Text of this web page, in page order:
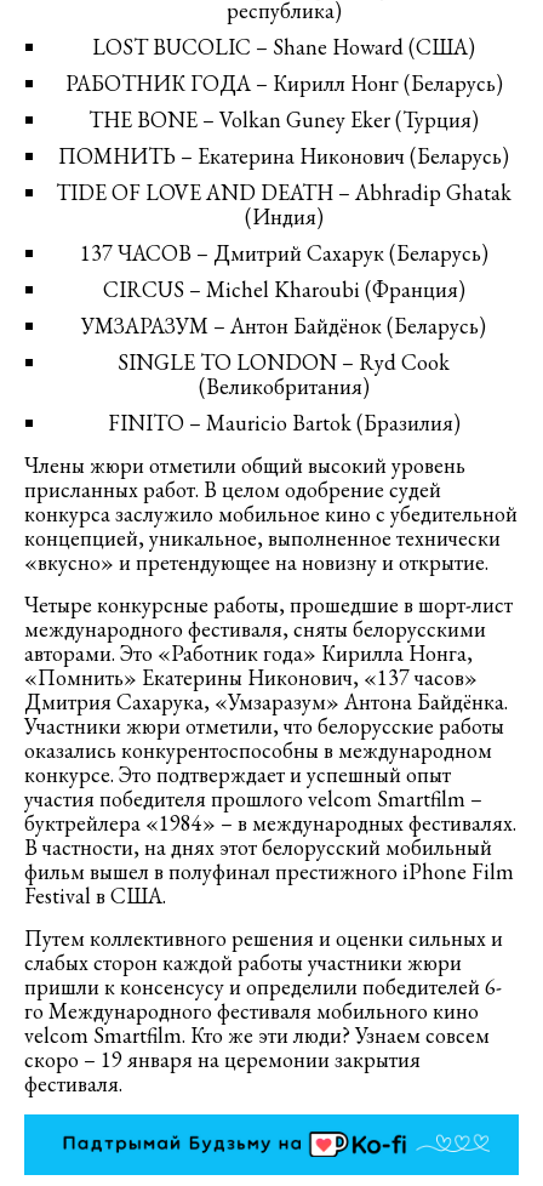
республика)
LOST BUCOLIC – Shane Howard (США)
РАБОТНИК ГОДА – Кирилл Нонг (Беларусь)
THE BONE – Volkan Guney Eker (Турция)
ПОМНИТЬ – Екатерина Никонович (Беларусь)
TIDE OF LOVE AND DEATH – Abhradip Ghatak
(Индия)
137 ЧАСОВ – Дмитрий Сахарук (Беларусь)
CIRCUS – Michel Kharoubi (Франция)
УМЗАРАЗУМ – Антон Байдёнок (Беларусь)
SINGLE TO LONDON – Ryd Cook
(Великобритания)
FINITO – Mauricio Bartok (Бразилия)
Члены жюри отметили общий высокий уровень
присланных работ. В целом одобрение судей
конкурса заслужило мобильное кино с убедительной
концепцией, уникальное, выполненное технически
«вкусно» и претендующее на новизну и открытие.
Четыре конкурсные работы, прошедшие в шорт-лист
международного фестиваля, сняты белорусскими
авторами. Это «Работник года» Кирилла Нонга,
«Помнить» Екатерины Никонович, «137 часов»
Дмитрия Сахарука, «Умзаразум» Антона Байдёнка.
Участники жюри отметили, что белорусские работы
оказались конкурентоспособны в международном
конкурсе. Это подтверждает и успешный опыт
участия победителя прошлого velcom Smartfilm –
буктрейлера «1984» – в международных фестивалях.
В частности, на днях этот белорусский мобильный
фильм вышел в полуфинал престижного iPhone Film
Festival в США.
Путем коллективного решения и оценки сильных и
слабых сторон каждой работы участники жюри
пришли к консенсусу и определили победителей 6-
го Международного фестиваля мобильного кино
velcom Smartfilm. Кто же эти люди? Узнаем совсем
скоро – 19 января на церемонии закрытия
фестиваля.